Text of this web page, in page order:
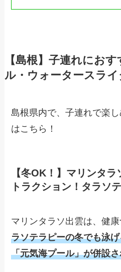
【島根】子連れにお
ル・ウォータースライ
島根県内で、子連れで楽
はこちら！
【冬OK！】マリンタ
トラクション！タラソ
マリンタラソ出雲は、健
ラソテラピーの冬でも泳
「元気海プール」が併設